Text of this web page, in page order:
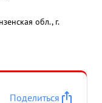
обл., г.
Поделиться